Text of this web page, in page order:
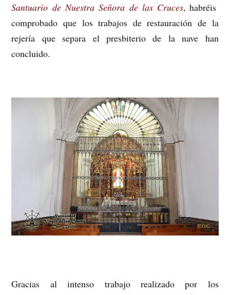
Santuario de Nuestra Señora de las Cruces, habréis
comprobado que los trabajos de restauración de la
rejería que separa el presbiterio de la nave han
concluido.
Gracias al intenso trabajo realizado por los